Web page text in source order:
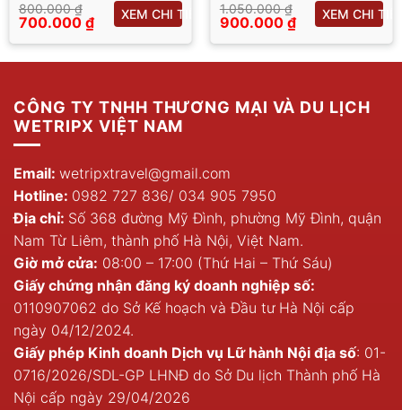
800.000₫
Giá
là:
800.000 ₫.
700.000 ₫
hiện
tại
700.000 ₫.
XEM CHI TIẾT
1.050.000₫
Giá
là:
1.050.000 ₫.
900.000 ₫
hiện
tại
900.000 ₫.
XEM CHI
CÔNG TY TNHH THƯƠNG MẠI VÀ DU LỊCH
WETRIPX VIỆT NAM
Email: wetripxtravel@gmail.com
Hotline: 0982 727 836/ 034 905 7950
Địa chỉ: Số 368 đường Mỹ Đình, phường Mỹ Đình, quận
Nam Từ Liêm, thành phố Hà Nội, Việt Nam.
Giờ mở cửa: 08:00 – 17:00 (Thứ Hai – Thứ Sáu)
Giấy chứng nhận đăng ký doanh nghiệp số:
0110907062 do Sở Kế hoạch và Đầu tư Hà Nội cấp
ngày 04/12/2024.
Giấy phép Kinh doanh Dịch vụ Lữ hành Nội địa số: 01-
0716/2026/SDL-GP LHNĐ do Sở Du lịch Thành phố Hà
Nội cấp ngày 29/04/2026